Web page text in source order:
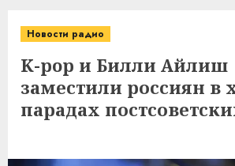
Новости радио
K-pop и Билли Айлиш
заместили россиян в
парадах